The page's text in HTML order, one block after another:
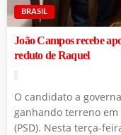
BRASIL
João Campos recebe
reduto de Raquel
O candidato a
ganhando terreno
(PSD). Nesta terça-